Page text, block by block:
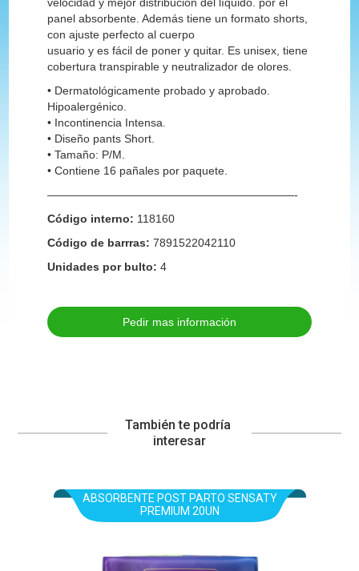
panel absorbente. Además tiene un formato shorts,
con ajuste perfecto al cuerpo
usuario y es fácil de poner y quitar. Es unisex, tiene
cobertura transpirable y neutralizador de olores.
•⁠ ⁠Dermatológicamente probado y aprobado.
Hipoalergénico.
•⁠ ⁠Incontinencia Intensa.
•⁠ ⁠Diseño pants Short.
•⁠ ⁠Tamaño: P/M.
•⁠ ⁠Contiene 16 pañales por paquete.
——————————————————————-
Código interno: 118160
Código de barrras: 7891522042110
Unidades por bulto: 4
Pedir mas información
También te podría
interesar
ABSORBENTE POST PARTO SENSATY
PREMIUM 20UN